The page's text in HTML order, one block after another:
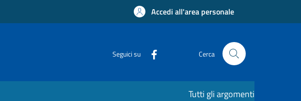
Accedi all'area personale
Seguici su Cerca
Tutti gli argomenti